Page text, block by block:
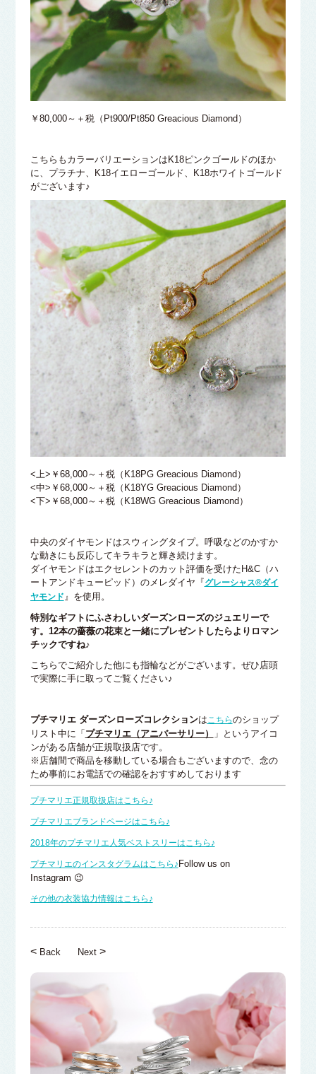
￥80,000～＋税（Pt900/Pt850 Greacious Diamond）
こちらもカラーバリエーションはK18ピンクゴールドのほか
に、プラチナ、K18イエローゴールド、K18ホワイトゴールド
がございます♪
<上>￥68,000～＋税（K18PG Greacious Diamond）
<中>￥68,000～＋税（K18YG Greacious Diamond）
<下>￥68,000～＋税（K18WG Greacious Diamond）
中央のダイヤモンドはスウィングタイプ。呼吸などのかすか
な動きにも反応してキラキラと輝き続けます。
ダイヤモンドはエクセレントのカット評価を受けたH&C（ハ
ートアンドキューピッド）のメレダイヤ『グレーシャス®ダイ
ヤモンド 』を使用。
特別なギフトにふさわしいダーズンローズのジュエリーで
す。12本の薔薇の花束と一緒にプレゼントしたらよりロマン
チックですね♪
こちらでご紹介した他にも指輪などがございます。ぜひ店頭
で実際に手に取ってご覧ください♪
プチマリエ ダーズンローズコレクションはこちらのショップ
リスト中に「 プチマリエ（アニバーサリー）
」というアイコ
ンがある店舗が正規取扱店です。
※店舗間で商品を移動している場合もございますので、念の
ため事前にお電話での確認をおすすめしております
プチマリエ正規取扱店はこちら♪
プチマリエブランドページはこちら♪
2018年のプチマリエ人気ベストスリーはこちら♪
プチマリエのインスタグラムはこちら♪ Follow us on
Instagram 😉
その他の衣装協力情報はこちら♪
<Back Next >